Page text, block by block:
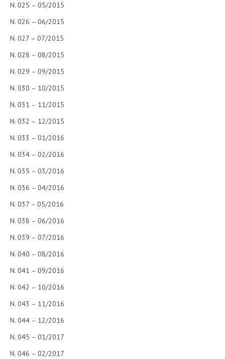
N. 025 – 05/2015
N. 026 – 06/2015
N. 027 – 07/2015
N. 028 – 08/2015
N. 029 – 09/2015
N. 030 – 10/2015
N. 031 – 11/2015
N. 032 – 12/2015
N. 033 – 01/2016
N. 034 – 02/2016
N. 035 – 03/2016
N. 036 – 04/2016
N. 037 – 05/2016
N. 038 – 06/2016
N. 039 – 07/2016
N. 040 – 08/2016
N. 041 – 09/2016
N. 042 – 10/2016
N. 043 – 11/2016
N. 044 – 12/2016
N. 045 – 01/2017
N. 046 – 02/2017